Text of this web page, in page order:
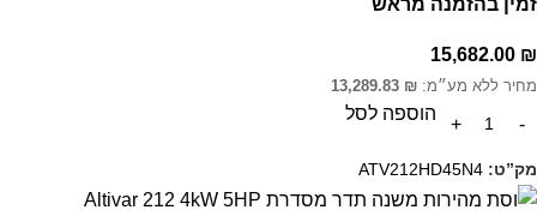
זמין בהזמנה מראש
15,682.00 ₪
מחיר ללא מע״מ: 13,289.83 ₪
הוספה לסל
מק”ט: ATV212HD45N4